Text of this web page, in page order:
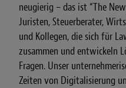
neugierig – das ist “The
Juristen, Steuerberater,
und Kollegen, die sich für
zusammen und entwickeln
Fragen. Unser
Zeiten von Digitalisierung